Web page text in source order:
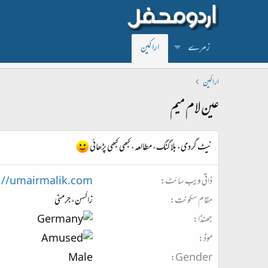
زمرے اراکین
اراکین
عین لام میم
نیٹ گردی، بلاگنگ، مطالعہ، کبھی کبھی پڑھائی
ذاتی ویب سائٹ
umairmalik.com
مقام سکونت
زاکسن، جرمنی
جھنڈا
موڈ
Gender
Male